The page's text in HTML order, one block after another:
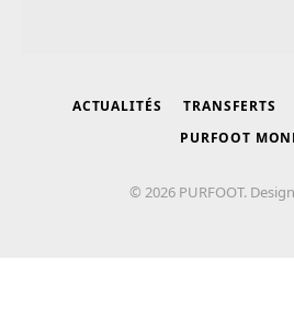
ACTUALITÉS TRANSFERTS
PURFOOT
© 2026 PURFOOT.